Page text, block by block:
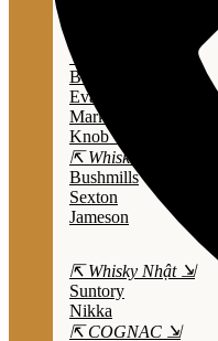
Wild Turkey
Bulleit Bourbon
Evan Williams
Marker's Mark
Knob Creek
⇱ Whiskey Ailen ⇲
Bushmills
Sexton
Jameson
⇱ Whisky Nhật ⇲
Suntory
Nikka
⇱ COGNAC ⇲